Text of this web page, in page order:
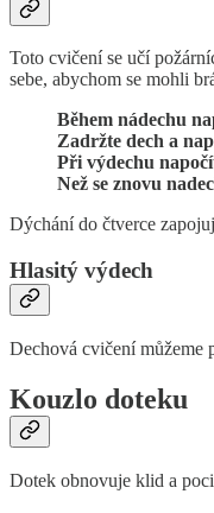
Toto cvičení se učí
sebe, abychom se mohli
Během nádechu
Zadržte dech a
Při výdechu
Než se znovu
Dýchání do čtverce
Hlasitý výdech
Dechová cvičení můžeme
Kouzlo doteku
Dotek obnovuje klid a